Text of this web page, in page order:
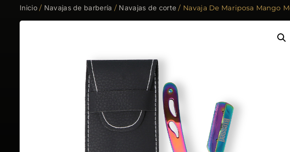
Inicio/ Navajas de barbería / Navajas de corte / Navaja De Mariposa Mango